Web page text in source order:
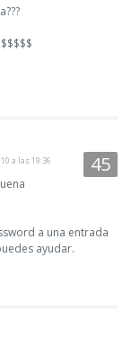
a las 19:36
a una entrada
ayudar.